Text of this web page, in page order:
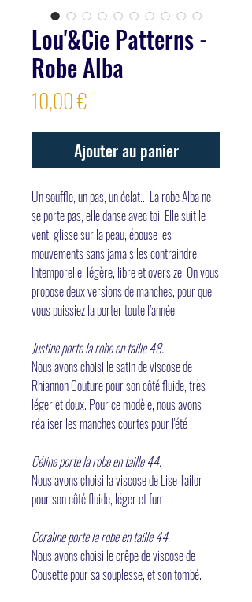
Lou'&Cie Patterns -
Robe Alba
10,00 €
Ajouter au panier
Un souffle, un pas, un éclat... La robe Alba ne
se porte pas, elle danse avec toi. Elle suit le
vent, glisse sur la peau, épouse les
mouvements sans jamais les contraindre.
Intemporelle, légère, libre et oversize. On vous
propose deux versions de manches, pour que
vous puissiez la porter toute l’année.
Justine porte la robe en taille 48.
Nous avons choisi le satin de viscose de
Rhiannon Couture pour son côté fluide, très
léger et doux. Pour ce modèle, nous avons
réaliser les manches courtes pour l'été !
Céline porte la robe en taille 44.
Nous avons choisi la viscose de Lise Tailor
pour son côté fluide, léger et fun
Coraline porte la robe en taille 44.
Nous avons choisi le crêpe de viscose de
Cousette pour sa souplesse, et son tombé.